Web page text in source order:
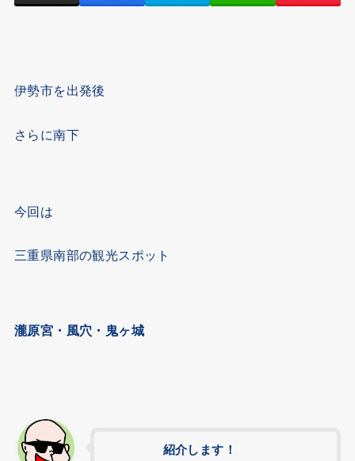
伊勢市を出発後
さらに南下
今回は
三重県南部の観光スポット
瀧原宮・風穴・鬼ヶ城
紹介します！